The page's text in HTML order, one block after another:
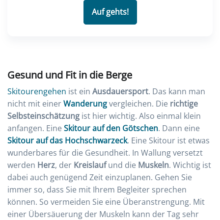
Auf gehts!
Gesund und Fit in die Berge
Skitourengehen ist ein Ausdauersport. Das kann man
nicht mit einerWanderungvergleichen. Die richtige
Selbsteinschätzung ist hier wichtig. Also einmal klein
anfangen. Eine Skitour auf den Götschen. Dann eine
Skitour auf das Hochschwarzeck. Eine Skitour ist etwas
wunderbares für die Gesundheit. In Wallung versetzt
werden Herz, der Kreislaufund die Muskeln. Wichtig ist
dabei auch genügend Zeit einzuplanen. Gehen Sie
immer so, dass Sie mit Ihrem Begleiter sprechen
können. So vermeiden Sie eine Überanstrengung. Mit
einer Übersäuerung der Muskeln kann der Tag sehr